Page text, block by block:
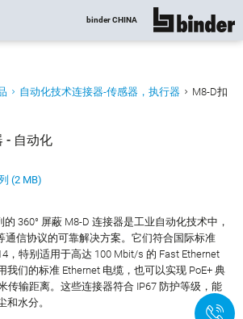
binder CHINA 显示所有
动化
自动化技术连接器-传感器，执行器 M8-D扣
- 自动化
(2 MB)
的 360° 屏蔽 M8-D 连接器是工业自动化技术中，
通信协议的可靠解决方案。它们符合国际标准
，特别适用于高达 100 Mbit/s 的 Fast Ethernet
我们的标准 Ethernet 电缆，也可以实现 PoE+ 典
传输距离。这些连接器符合 IP67 防护等级，能
和水分。